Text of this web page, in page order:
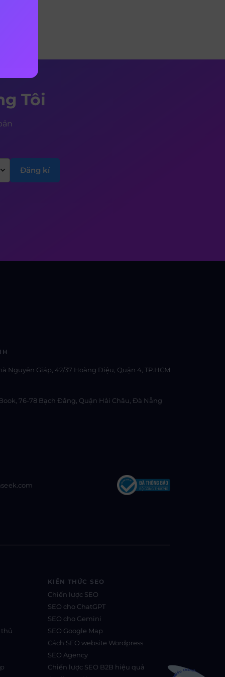
Tôi
Nguyên Giáp, 42/37 Hoàng Diệu, Quận 4, TP.HCM
76-78 Bạch Đằng, Quận Hải Châu, Đà Nẵng
thủ
KIẾN THỨC SEO
Chiến lược SEO
SEO cho ChatGPT
SEO cho Gemini
SEO Google Map
Cách SEO website Wordpress
SEO Agency
Chiến lược SEO B2B hiệu quả